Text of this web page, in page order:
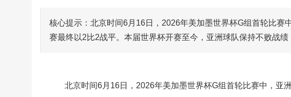
核心提示：北京时间6月16日，2026年美加墨世界杯G组首轮比赛
赛最终以2比2战平。本届世界杯开赛至今，亚洲球队保持不败战绩
北京时间6月16日，2026年美加墨世界杯G组首轮比赛中，亚